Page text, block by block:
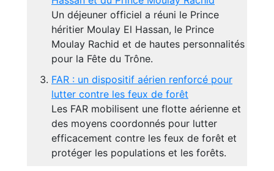
Un déjeuner officiel a réuni le Prince
héritier Moulay El Hassan, le Prince
Moulay Rachid et de hautes personnalités
pour la Fête du Trône.
FAR : un dispositif aérien renforcé pour
lutter contre les feux de forêt
Les FAR mobilisent une flotte aérienne et
des moyens coordonnés pour lutter
efficacement contre les feux de forêt et
protéger les populations et les forêts.